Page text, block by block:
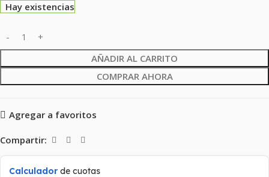
Hay existencias
AÑADIR AL CARRITO
COMPRAR AHORA
Agregar a favoritos
Compartir:
Calculador de cuotas